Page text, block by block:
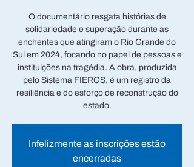
O documentário resgata histórias de
solidariedade e superação durante as
enchentes que atingiram o Rio Grande do
Sul em 2024, focando no papel de pessoas e
instituições na tragédia. A obra, produzida
pelo Sistema FIERGS, é um registro da
resiliência e do esforço de reconstrução do
estado.
Infelizmente as inscrições estão
encerradas